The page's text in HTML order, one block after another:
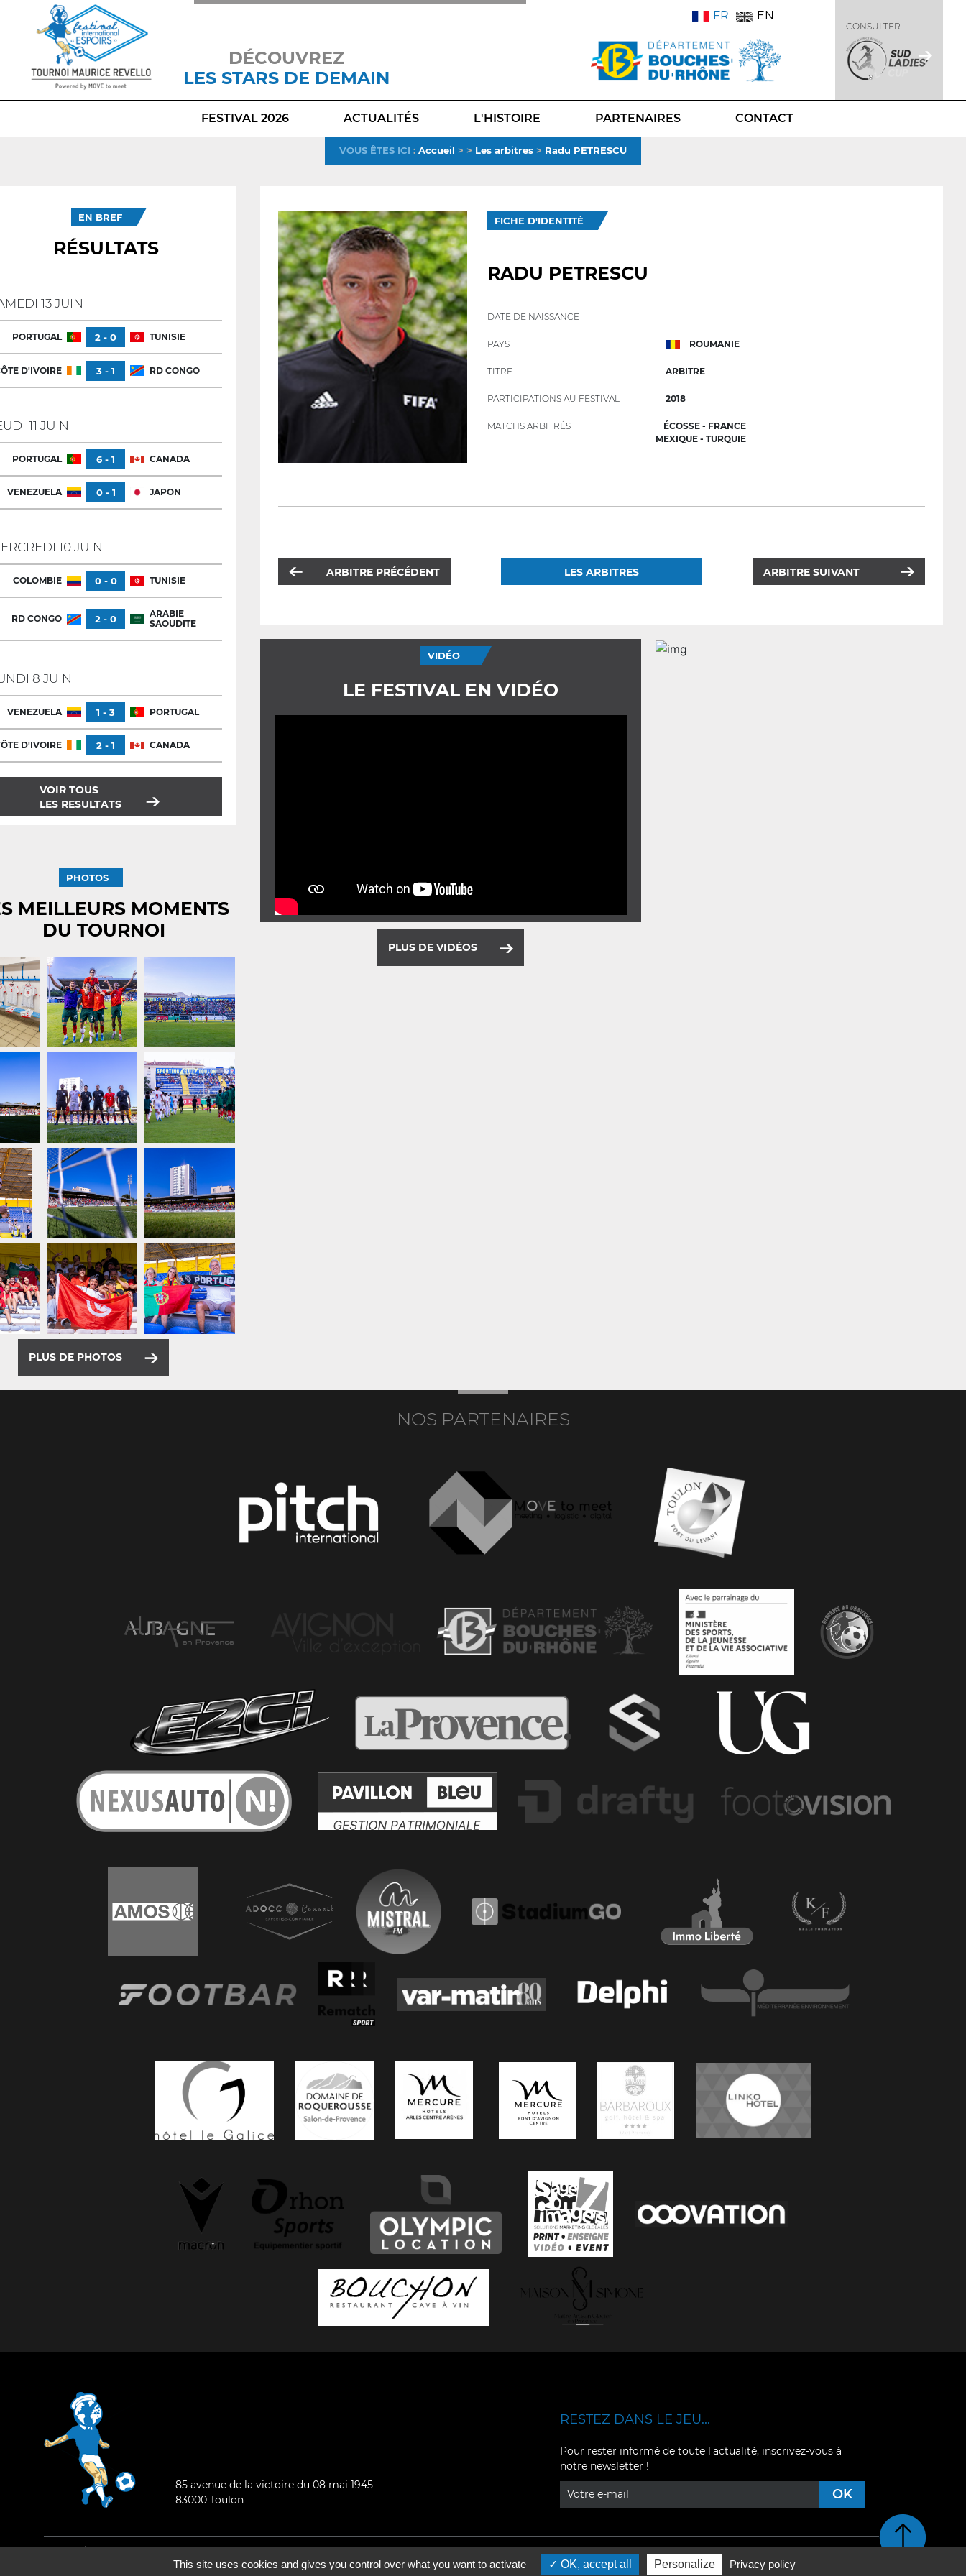
DÉCOUVREZ
LES STARS DE DEMAIN
TikTokLinkedIn
X
FR EN
CONSULTER
FESTIVAL 2026 ACTUALITÉS L'HISTOIRE PARTENAIRES CONTACT
VOUS ÊTES ICI : Accueil > > Les arbitres > Radu PETRESCU
EN BREF
RÉSULTATS
13 JUIN
PORTUGAL 2 - 0 TUNISIE
D'IVOIRE 3 - 1 RD CONGO
11 JUIN
PORTUGAL 6 - 1 CANADA
VENEZUELA 0 - 1 JAPON
10 JUIN
COLOMBIE 0 - 0 TUNISIE
RD CONGO 2 - 0
ARABIE
SAOUDITE
8 JUIN
VENEZUELA 1 - 3 PORTUGAL
D'IVOIRE 2 - 1 CANADA
VOIR TOUS
LES RESULTATS
PHOTOS
MEILLEURS MOMENTS
DU TOURNOI
PLUS DE PHOTOS
FICHE D'IDENTITÉ
RADU PETRESCU
DATE DE NAISSANCE
PAYS ROUMANIE
TITRE ARBITRE
PARTICIPATIONS AU FESTIVAL 2018
MATCHS ARBITRÉS
ÉCOSSE - FRANCE
MEXIQUE - TURQUIE
ARBITRE PRÉCÉDENT LES ARBITRES ARBITRE SUIVANT
VIDÉO
LE FESTIVAL EN VIDÉO
PLUS DE VIDÉOS
NOS PARTENAIRES
85 avenue de la victoire du 08 mai 1945
83000 Toulon
YouTube
RESTEZ DANS LE JEU...
Pour rester informé de toute l'actualité, inscrivez-vous à
notre newsletter !
Mentions légales-Qui sommes-nous ?
©2026 - Tous droits réservés - Conception :epartenair e
Retour en haut de page
This site uses cookies and gives you control over what you want to activate OK, accept all Personalize Privacy policy